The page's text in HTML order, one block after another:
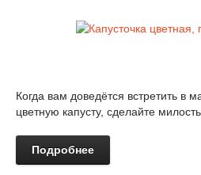
Когда вам доведётся встретить в
цветную капусту, сделайте
Подробнее